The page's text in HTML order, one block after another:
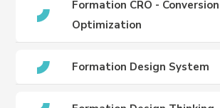
Formation CRO -
Optimization
Formation Design System